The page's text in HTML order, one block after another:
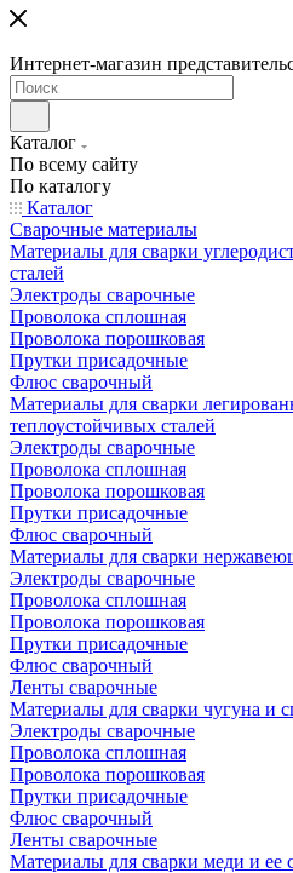
Интернет-магазин
Каталог
По всему сайту
По каталогу
Каталог
Сварочные материалы
Материалы для сварки
сталей
Электроды сварочные
Проволока сплошная
Проволока порошковая
Прутки присадочные
Флюс сварочный
Материалы для сварки
теплоустойчивых сталей
Электроды сварочные
Проволока сплошная
Проволока порошковая
Прутки присадочные
Флюс сварочный
Материалы для сварки
Электроды сварочные
Проволока сплошная
Проволока порошковая
Прутки присадочные
Флюс сварочный
Ленты сварочные
Материалы для сварки чугуна и
Электроды сварочные
Проволока сплошная
Проволока порошковая
Прутки присадочные
Флюс сварочный
Ленты сварочные
Материалы для сварки меди и ее